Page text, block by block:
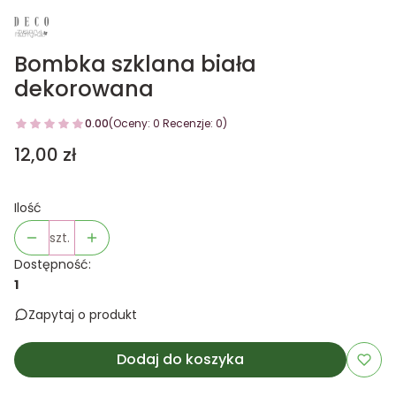
Bombka szklana biała
dekorowana
0.00(Oceny: 0 Recenzje: 0)
Cena
12,00 zł
Ilość
szt.
Dostępność:
1
Zapytaj o produkt
Dodaj do koszyka